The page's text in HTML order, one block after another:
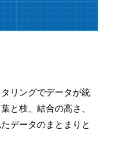
リングでデータが統
と枝、結合の高さ、
データのまとまりと